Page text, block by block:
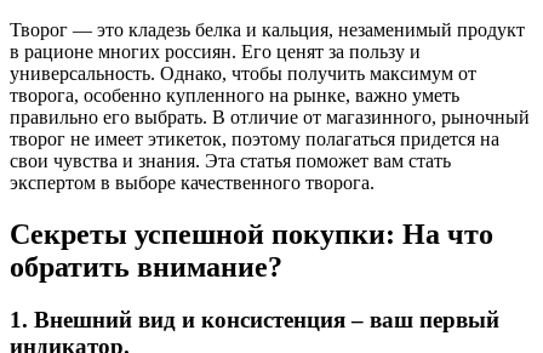
Творог — это кладезь белка и кальция, незаменимый продукт
в рационе многих россиян. Его ценят за пользу и
универсальность. Однако, чтобы получить максимум от
творога, особенно купленного на рынке, важно уметь
правильно его выбрать. В отличие от магазинного, рыночный
творог не имеет этикеток, поэтому полагаться придется на
свои чувства и знания. Эта статья поможет вам стать
экспертом в выборе качественного творога.
Секреты успешной покупки: На что
обратить внимание?
1. Внешний вид и консистенция – ваш первый
индикатор.